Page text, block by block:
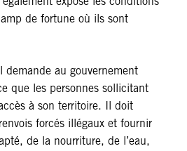
de fortune où ils sont
demande au gouvernement
que les personnes sollicitant
à son territoire. Il doit
forcés illégaux et fournir
de la nourriture, de l’eau,